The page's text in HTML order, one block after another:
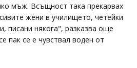
мъж. Всъщност така прекарвах
жени в училището, четейки
писани някога", разказва още
пак се е чувствал воден от